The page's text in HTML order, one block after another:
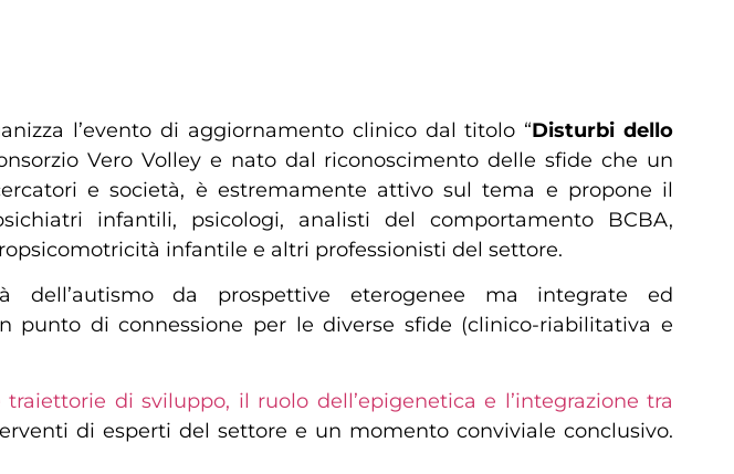
l’evento di aggiornamento clinico dal titolo “Disturbi dello
Vero Volley e nato dal riconoscimento delle sfide che un
e società, è estremamente attivo sul tema e propone il
infantili, psicologi, analisti del comportamento BCBA,
infantile e altri professionisti del settore.
dell’autismo da prospettive eterogenee ma integrate ed
punto di connessione per le diverse sfide (clinico-riabilitativa e
di sviluppo, il ruolo dell’epigenetica e l’integrazione tra
di esperti del settore e un momento conviviale conclusivo.